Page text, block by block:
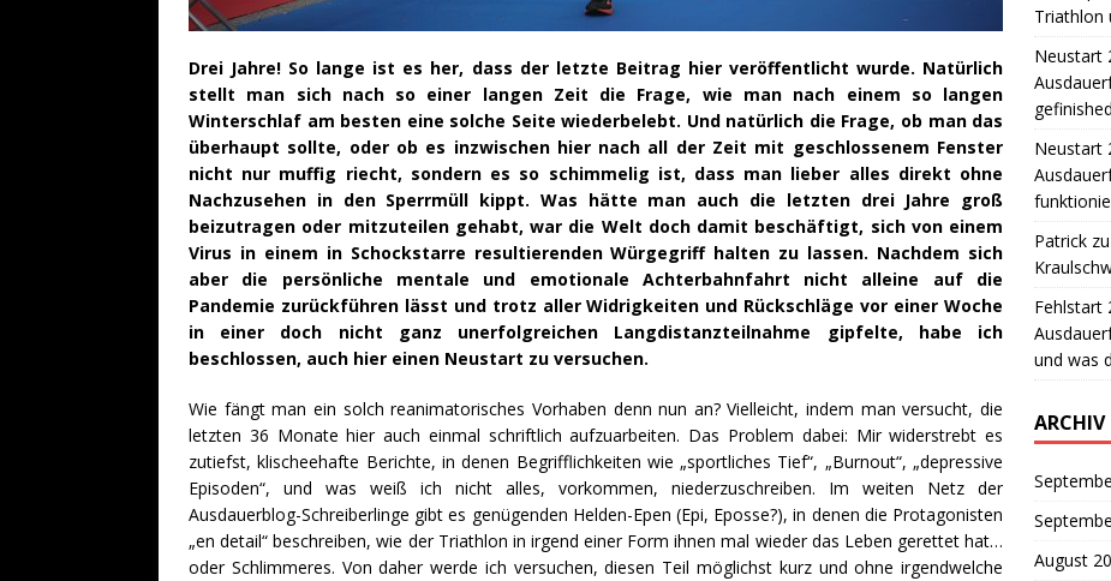
Drei Jahre! So lange ist es her, dass der letzte Beitrag hier veröffentlicht wurde. Natürlich
stellt man sich nach so einer langen Zeit die Frage, wie man nach einem so langen
Winterschlaf am besten eine solche Seite wiederbelebt. Und natürlich die Frage, ob man das
überhaupt sollte, oder ob es inzwischen hier nach all der Zeit mit geschlossenem Fenster
nicht nur muffig riecht, sondern es so schimmelig ist, dass man lieber alles direkt ohne
Nachzusehen in den Sperrmüll kippt. Was hätte man auch die letzten drei Jahre groß
beizutragen oder mitzuteilen gehabt, war die Welt doch damit beschäftigt, sich von einem
Virus in einem in Schockstarre resultierenden Würgegriff halten zu lassen. Nachdem sich
aber die persönliche mentale und emotionale Achterbahnfahrt nicht alleine auf die
Pandemie zurückführen lässt und trotz aller Widrigkeiten und Rückschläge vor einer Woche
in einer doch nicht ganz unerfolgreichen Langdistanzteilnahme gipfelte, habe ich
beschlossen, auch hier einen Neustart zu versuchen.
Wie fängt man ein solch reanimatorisches Vorhaben denn nun an? Vielleicht, indem man versucht, die
letzten 36 Monate hier auch einmal schriftlich aufzuarbeiten. Das Problem dabei: Mir widerstrebt es
zutiefst, klischeehafte Berichte, in denen Begrifflichkeiten wie „sportliches Tief“, „Burnout“, „depressive
Episoden“, und was weiß ich nicht alles, vorkommen, niederzuschreiben. Im weiten Netz der
Ausdauerblog-Schreiberlinge gibt es genügenden Helden-Epen (Epi, Eposse?), in denen die Protagonisten
„en detail“ beschreiben, wie der Triathlon in irgend einer Form ihnen mal wieder das Leben gerettet hat…
oder Schlimmeres. Von daher werde ich versuchen, diesen Teil möglichst kurz und ohne irgendwelche
Triathlon
Neustart
Neustart
Patrickzu
Fehlstart
und was
ARCHIV
August